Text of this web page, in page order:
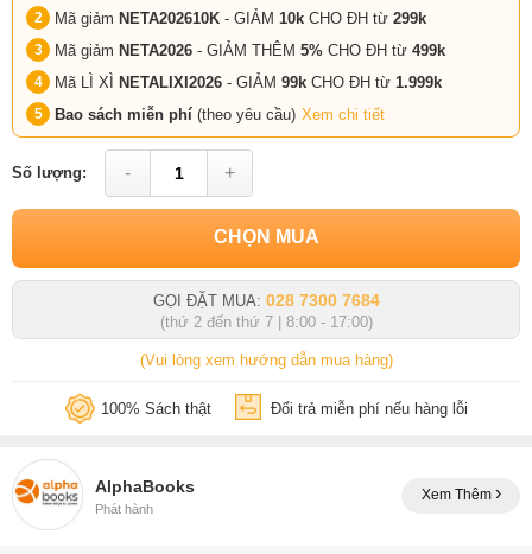
Mã giảm NETA202610K - GIẢM 10k CHO ĐH từ 299k
Mã giảm NETA2026 - GIẢM THÊM 5% CHO ĐH từ 499k
Mã LÌ XÌ NETALIXI2026 - GIẢM 99k CHO ĐH từ 1.999k
Bao sách miễn phí (theo yêu cầu) Xem chi tiết
Số lượng: - +
CHỌN MUA
GỌI ĐẶT MUA: 028 7300 7684
(thứ 2 đến thứ 7 | 8:00 - 17:00)
(Vui lòng xem hướng dẫn mua hàng)
100% Sách thật Đổi trả miễn phí nếu hàng lỗi
AlphaBooks
Phát hành
Xem Thêm